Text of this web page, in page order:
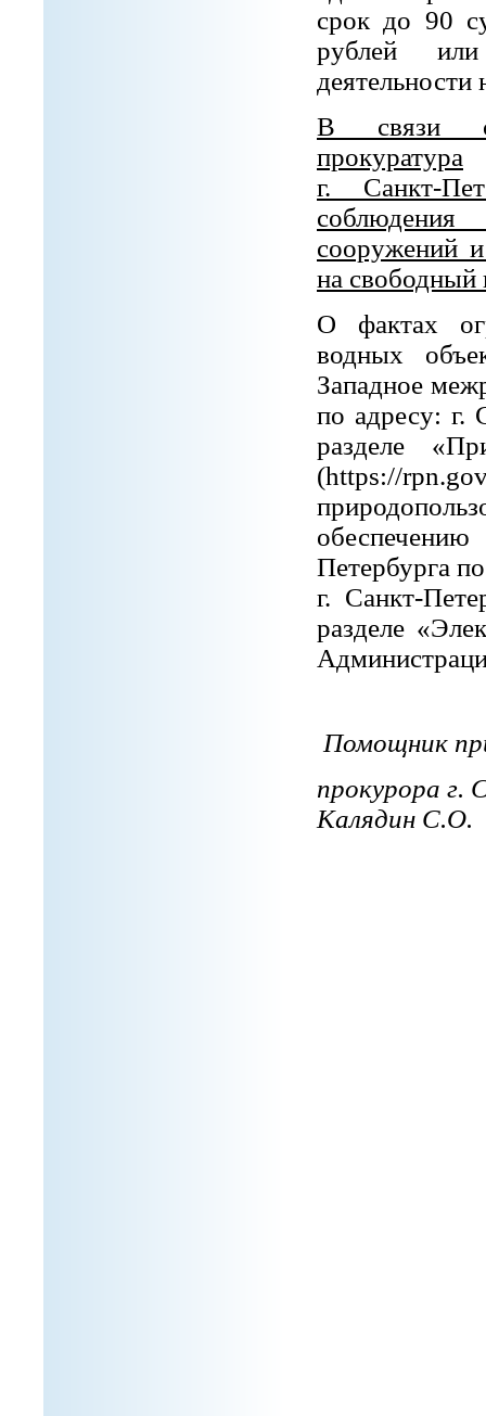
срок до 90
рублей или
деятельности
В связи с
прокуратура
г. Санкт-
сооружений
на свободный
О фактах
водных
Западное
по адресу: г.
разделе
(https://rpn.gov
Петербурга
г. Санкт-
разделе
Помощник
Калядин С.О.